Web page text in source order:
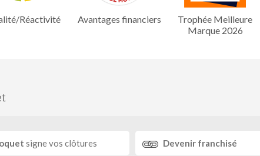
Réactivité Avantages financiers
Trophée Meilleure
Marque 2026
signe vos clôtures Devenir franchisé